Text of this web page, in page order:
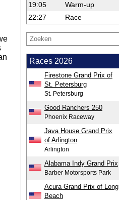
19:05
Warm-up
22:27
Race
Races 2026
Firestone Grand Prix of
St. Petersburg
St. Petersburg
Good Ranchers 250
Phoenix Raceway
Java House Grand Prix
of Arlington
Arlington
Alabama Indy Grand Prix
Barber Motorsports Park
Acura Grand Prix of Long
Beach